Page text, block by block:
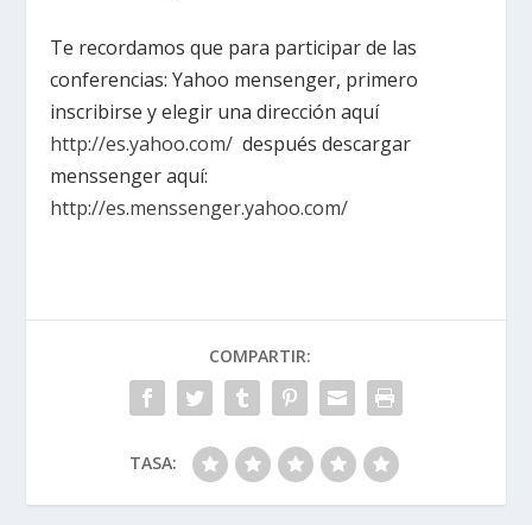
Te recordamos que para participar de las
conferencias: Yahoo mensenger, primero
inscribirse y elegir una dirección aquí
http://es.yahoo.com/ después descargar
menssenger aquí:
http://es.menssenger.yahoo.com/
COMPARTIR:
TASA: